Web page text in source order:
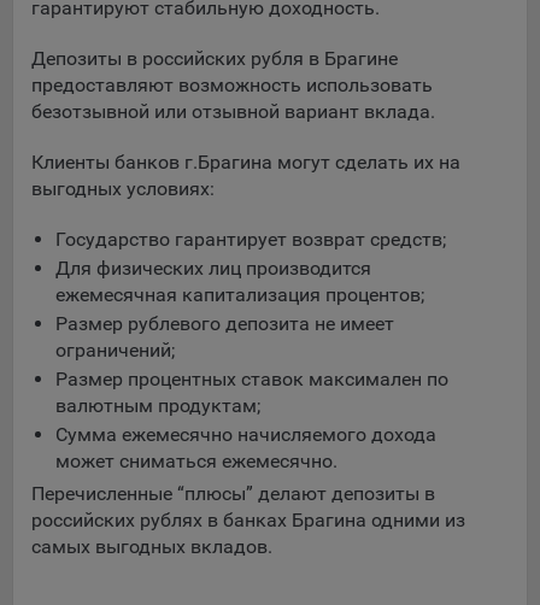
Компании, которой мы поручаем обработку данных для
данной цели:
компанией, согласно договора аренды ООО «Рэкун
технолоджи», 220069 г. Минск, пр-т Дзержинского, д.3Б,
Рекламные Cookie
Отключение рекламных cookie-файлы не позволит
принимать меры по совершенствованию работы
Сайта, исходя из предпочтений пользователя, а также
осуществлять подбор рекламы, иных рекламных
материалов по наиболее актуальному, подходящему
назначению для каждого конкретного пользователя.
Компании, которым мы поручаем обработку данных для
данной цели:
Яндекса рекламная сеть (Yandex Mobile Ads, ADFOX) -
гарантируют стабильную доходность.
Депозиты в российских рубля в Брагине
предоставляют возможность использовать
безотзывной или отзывной вариант вклада.
Клиенты банков г.Брагина могут сделать их на
выгодных условиях:
Государство гарантирует возврат средств;
Для физических лиц производится
ежемесячная капитализация процентов;
Размер рублевого депозита не имеет
ограничений;
Размер процентных ставок максимален по
валютным продуктам;
Сумма ежемесячно начисляемого дохода
может сниматься ежемесячно.
Перечисленные “плюсы” делают депозиты в
российских рублях в банках Брагина одними из
самых выгодных вкладов.